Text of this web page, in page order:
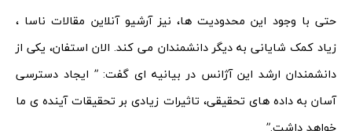
حتی با وجود این محدودیت ها، نیز آرشیو آنلاین مقالات ناسا ،
زیاد کمک شایانی به دیگر دانشمندان می کند. الان استفان، یکی از
دانشمندان ارشد این آژانس در بیانیه ای گفت: ” ایجاد دسترسی
آسان به داده های تحقیقی، تاثیرات زیادی بر تحقیقات آینده ی ما